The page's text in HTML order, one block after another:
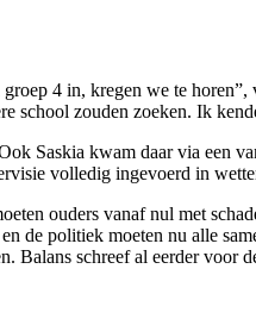
4 in, kregen we te
school zouden zoeken. Ik
Saskia kwam daar via een
volledig ingevoerd in
ouders vanaf nul met
de politiek moeten nu alle
schreef al eerder voor